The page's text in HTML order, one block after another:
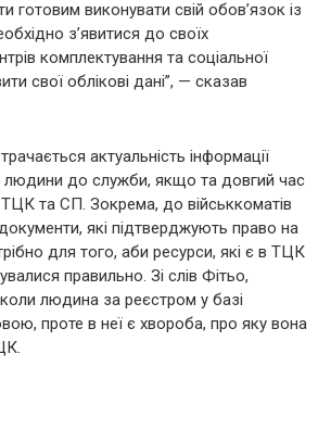
готовим виконувати свій обов’язок із
з’явитися до своїх
комплектування та соціальної
свої облікові дані”, — сказав
актуальність інформації
людини до служби, якщо та довгий час
та СП. Зокрема, до військкоматів
які підтверджують право на
для того, аби ресурси, які є в ТЦК
правильно. Зі слів Фітьо,
людина за реєстром у базі
проте в неї є хвороба, про яку вона